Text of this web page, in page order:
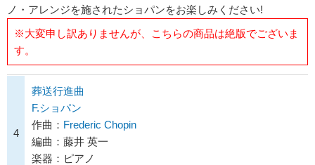
ノ・アレンジを施されたショパンをお楽しみください!
※大変申し訳ありませんが、こちらの商品は絶版でございま
す。
4
葬送行進曲
F.ショパン
作曲： Frederic Chopin
編曲：藤井 英一
楽器：ピアノ